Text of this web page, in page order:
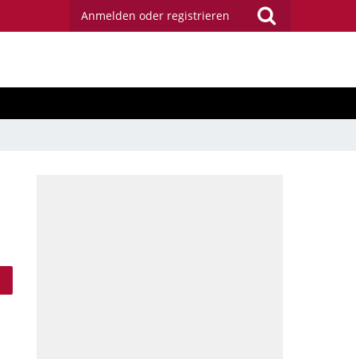
Anmelden oder registrieren